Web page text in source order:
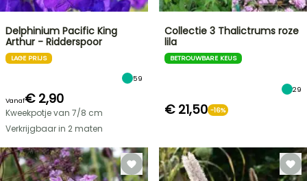
Delphinium Pacific King
Arthur - Ridderspoor
LAGE PRIJS
59
Vanaf€ 2,90
Kweekpotje van 7/8 cm
Verkrijgbaar in 2 maten
Collectie 3 Thalictrums roze
lila
BETROUWBARE KEUS
29
€ 21,50 -16%